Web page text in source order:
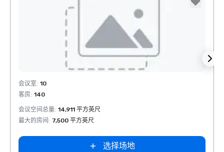
Removed from favorites
会议室: 10
客房: 140
会议空间总量: 14,911 平方英尺
最大的房间 : 7,500 平方英尺
选择场地